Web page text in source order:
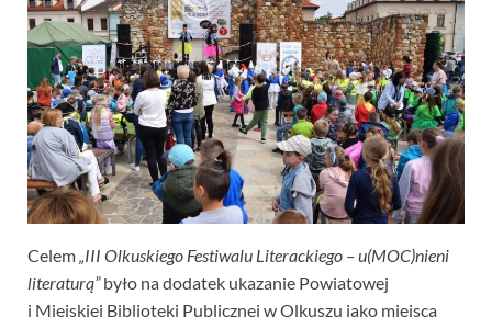
Celem „III Olkuskiego Festiwalu Literackiego – u(MOC)nieni
literaturą”było na dodatek ukazanie Powiatowej
i Miejskiej Biblioteki Publicznej w Olkuszu jako miejsca